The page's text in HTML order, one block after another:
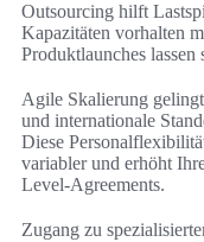
Outsourcing hilft
Kapazitäten vorhalten
Produktlaunches lassen
Agile Skalierung
und internationale
Diese
variabler und erhöht
Level-Agreements.
Zugang zu